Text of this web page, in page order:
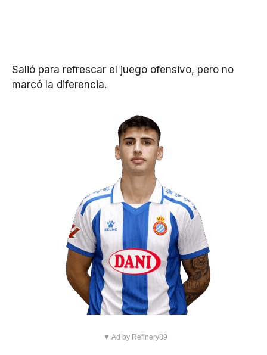
Salió para refrescar el juego ofensivo, pero no
marcó la diferencia.
▼ Ad by Refinery89